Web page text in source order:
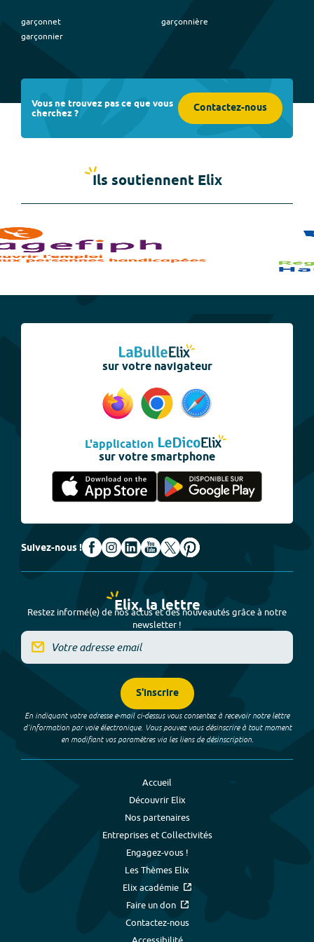
garçonnet
garçonnier
garçonnière
Vous ne trouvez pas ce que vous
cherchez ? Contactez-nous
Ils soutiennent Elix
sur votre navigateur
L'application
sur votre smartphone
Suivez-nous !
Elix, la lettre
Restez informé(e) de nos actus et des nouveautés grâce à notre
newsletter !
S'inscrire
En indiquant votre adresse e-mail ci-dessus vous consentez à recevoir notre lettre
d’information par voie électronique. Vous pouvez vous désinscrire à tout moment
en modifiant vos paramètres via les liens de désinscription.
Accueil
Découvrir Elix
Nos partenaires
Entreprises et Collectivités
Engagez-vous !
Les Thèmes Elix
Elix académie
Faire un don
Contactez-nous